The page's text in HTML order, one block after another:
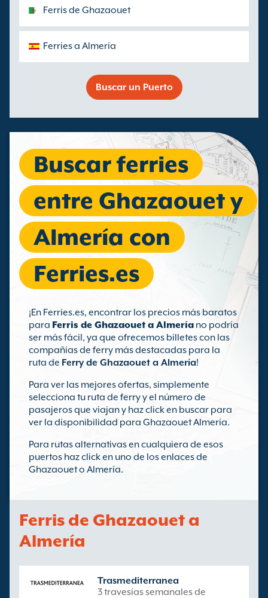
Ferris de Ghazaouet
Ferries a Almería
Buscar un Puerto
Buscar ferries
entre Ghazaouet y
Almería con
Ferries.es
¡En Ferries.es, encontrar los precios más baratos
para Ferris de Ghazaouet a Almería no podría
ser más fácil, ya que ofrecemos billetes con las
compañías de ferry más destacadas para la
ruta de Ferry de Ghazaouet a Almería!
Para ver las mejores ofertas, simplemente
selecciona tu ruta de ferry y el número de
pasajeros que viajan y haz click en buscar para
ver la disponibilidad para Ghazaouet Almería.
Para rutas alternativas en cualquiera de esos
puertos haz click en uno de los enlaces de
Ghazaouet o Almería.
Ferris de Ghazaouet a
Almería
Trasmediterranea
3 travesías semanales de